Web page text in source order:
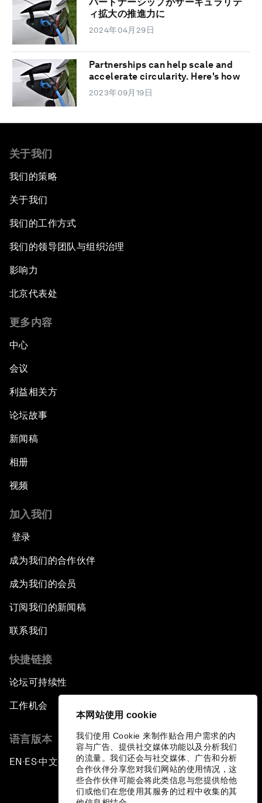
本网站使用 cookie
我们使用 Cookie 来制作贴合用户需求的内
容与广告、提供社交媒体功能以及分析我们
的流量。我们还会与社交媒体、广告和分析
合作伙伴分享您对我们网站的使用情况，这
些合作伙伴可能会将此类信息与您提供给他
们或他们在您使用其服务的过程中收集的其
パートナーシップがサーキュラリテ
ィ拡大の推進力に
2024年04月29日
Partnerships can help scale and
accelerate circularity. Here's how
2023年09月19日
关于我们
我们的策略
关于我们
我们的工作方式
我们的领导团队与组织治理
影响力
北京代表处
更多内容
中心
会议
利益相关方
论坛故事
新闻稿
相册
视频
加入我们
登录
成为我们的合作伙伴
成为我们的会员
订阅我们的新闻稿
联系我们
快捷链接
论坛可持续性
工作机会
语言版本
EN ▪ES▪中文▪ 日本語